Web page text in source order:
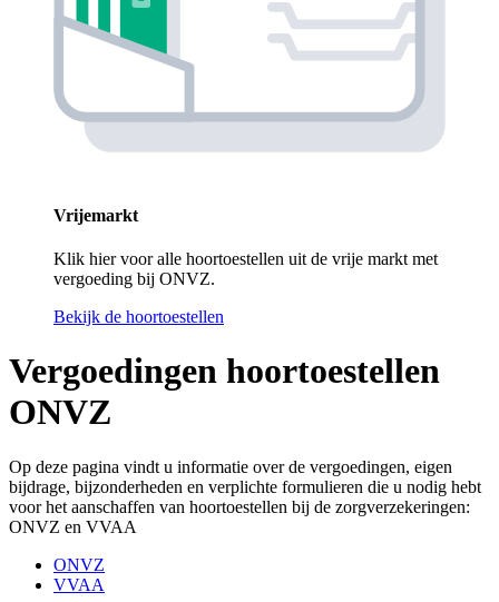
Vrijemarkt
Klik hier voor alle hoortoestellen uit de vrije markt met
vergoeding bij ONVZ.
Bekijk de hoortoestellen
Vergoedingen hoortoestellen
ONVZ
Op deze pagina vindt u informatie over de vergoedingen, eigen
bijdrage, bijzonderheden en verplichte formulieren die u nodig hebt
voor het aanschaffen van hoortoestellen bij de zorgverzekeringen:
ONVZ en VVAA
ONVZ
VVAA